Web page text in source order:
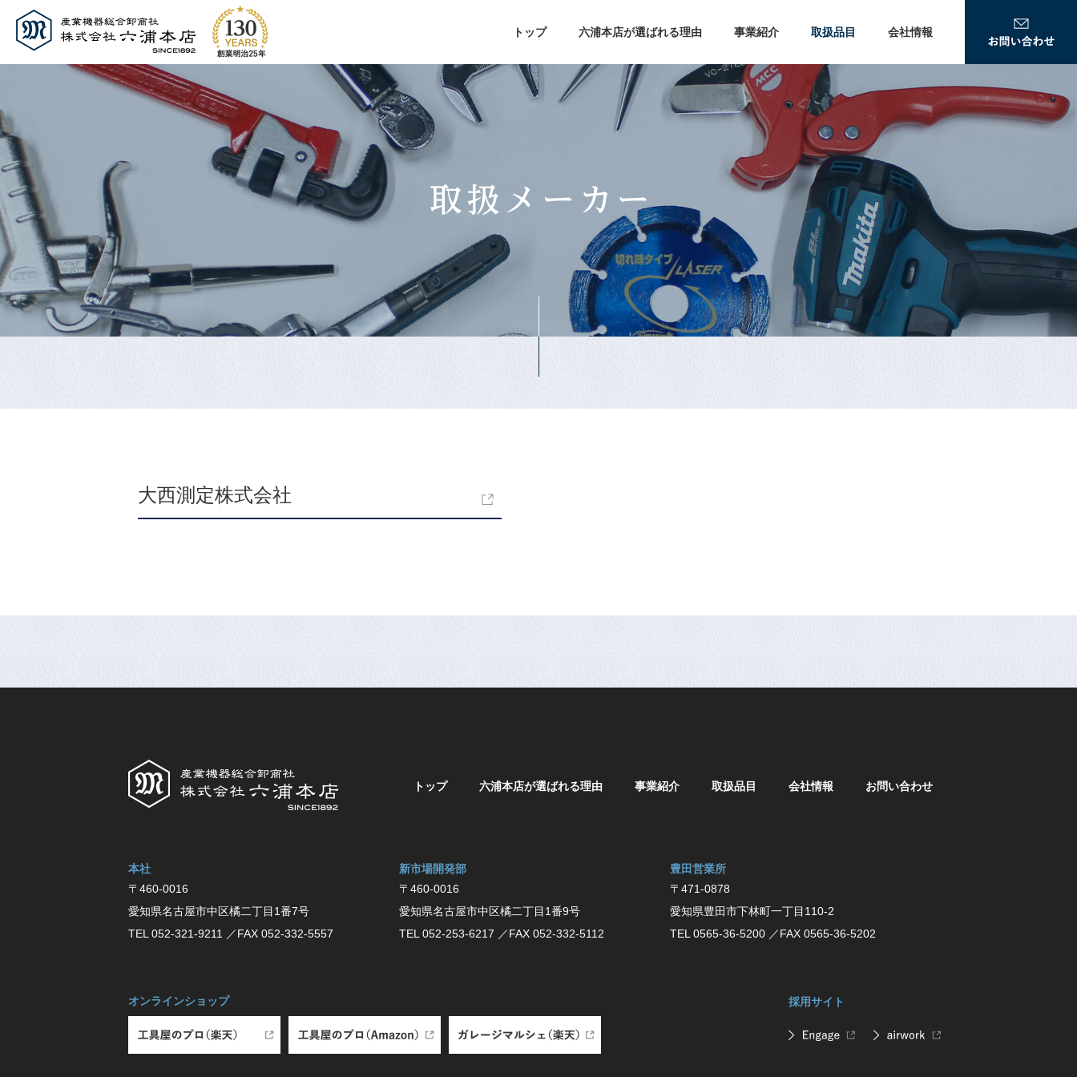
トップ 六浦本店が選ばれる理由 事業紹介 取扱品目 会社情報
大西測定株式会社
トップ 六浦本店が選ばれる理由 事業紹介 取扱品目 会社情報 お問い合わせ
本社
〒460-0016
愛知県名古屋市中区橘⼆丁⽬1番7号
TEL 052-321-9211
／FAX 052-332-5557
新市場開発部
〒460-0016
愛知県名古屋市中区橘二丁目1番9号
TEL 052-253-6217 ／FAX 052-332-5112
豊⽥営業所
〒471-0878
愛知県豊⽥市下林町⼀丁⽬110-2
TEL 0565-36-5200 ／FAX 0565-36-5202
オンラインショップ 採用サイト